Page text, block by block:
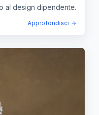
al design dipendente.
Approfondisci